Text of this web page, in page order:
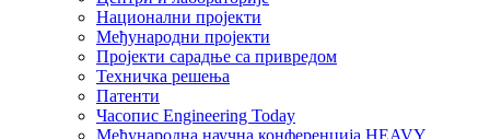
Национални пројекти
Међународни пројекти
Пројекти сарадње са привредом
Техничка решења
Патенти
Часопис Engineering Today
Међународна научна конференција HEAVY